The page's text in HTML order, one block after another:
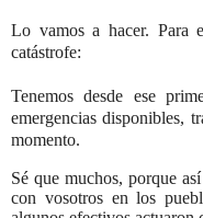
Lo vamos a hacer. Para
catástrofe:
Tenemos desde ese
emergencias disponibles,
momento.
Sé que muchos, porque
con vosotros en los